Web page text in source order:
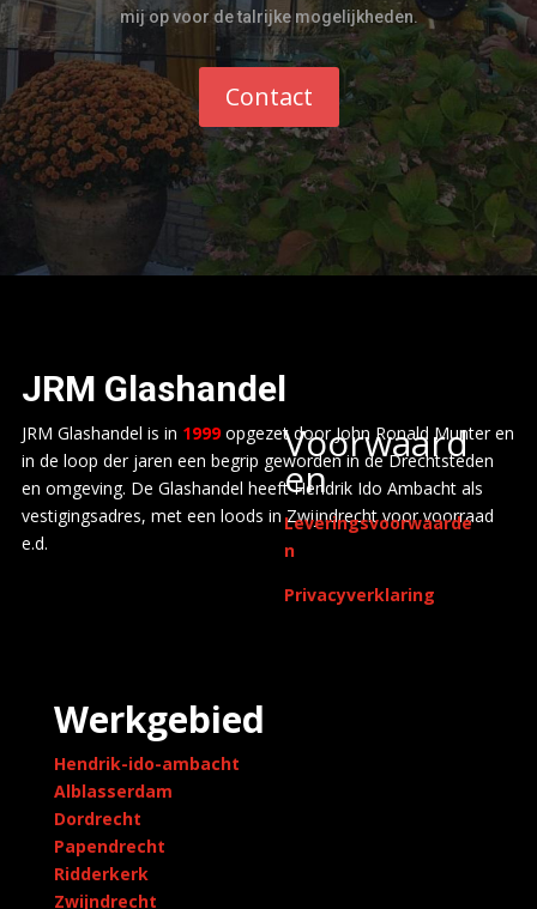
mij op voor de talrijke mogelijkheden.
Contact
JRM Glashandel
JRM Glashandel is in 1999 opgezet door John Ronald Munter en
in de loop der jaren een begrip geworden in de Drechtsteden
en omgeving. De Glashandel heeft Hendrik Ido Ambacht als
vestigingsadres, met een loods in Zwijndrecht voor voorraad
e.d.
Voorwaard
en
Leveringsvoorwaarde
n
Privacyverklaring
Werkgebied
Hendrik-ido-ambacht
Alblasserdam
Dordrecht
Papendrecht
Ridderkerk
Zwijndrecht